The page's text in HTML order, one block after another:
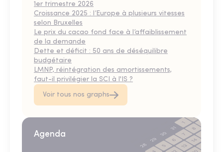
1er trimestre 2026
Croissance 2025 : l’Europe à plusieurs vitesses
selon Bruxelles
Le prix du cacao fond face à l’affaiblissement
de la demande
Dette et déficit : 50 ans de déséquilibre
budgétaire
LMNP, réintégration des amortissements,
faut-il privilégier la SCI à l'IS ?
Voir tous nos graphs
Agenda